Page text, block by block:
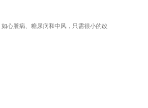
心脏病、糖尿病和中风，只需很小的改